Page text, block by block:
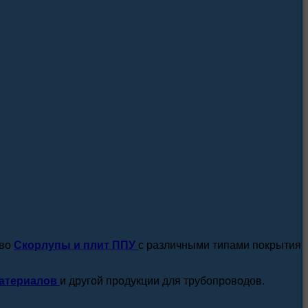
Скорлупы и плит ППУ с различными типами покрытия
и другой продукции для трубопроводов.